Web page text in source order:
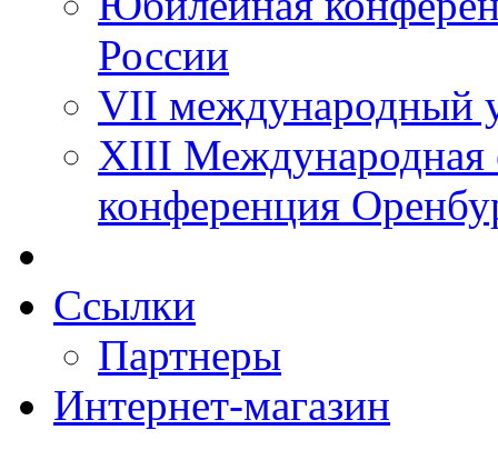
России
VII международный
XIII Международная
конференция
Ссылки
Партнеры
Интернет-магазин